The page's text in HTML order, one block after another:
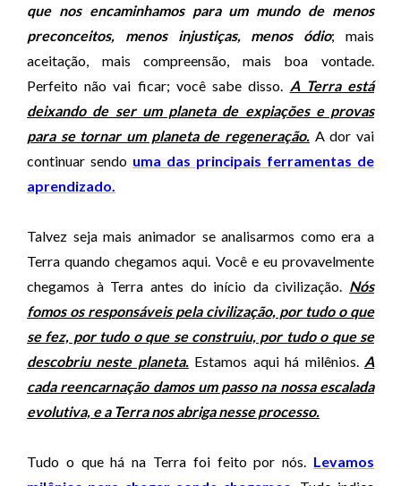
que nos encaminhamos para um mundo de menos
preconceitos, menos injustiças, menos ódio; mais
aceitação, mais compreensão, mais boa vontade.
Perfeito não vai ficar; você sabe disso. A Terra está
deixando de ser um planeta de expiações e provas
para se tornar um planeta de regeneração. A dor vai
continuar sendo uma das principais ferramentas de
aprendizado.
Talvez seja mais animador se analisarmos como era a
Terra quando chegamos aqui. Você e eu provavelmente
chegamos à Terra antes do início da civilização. Nós
fomos os responsáveis pela civilização, por tudo o que
se fez, por tudo o que se construiu, por tudo o que se
descobriu neste planeta.Estamos aqui há milênios. A
cada reencarnação damos um passo na nossa escalada
evolutiva, e a Terra nos abriga nesse processo.
Tudo o que há na Terra foi feito por nós. Levamos